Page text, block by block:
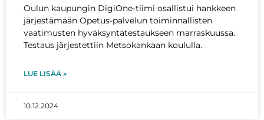
Oulun kaupungin DigiOne-tiimi osallistui hankkeen
järjestämään Opetus-palvelun toiminnallisten
vaatimusten hyväksyntätestaukseen marraskuussa.
Testaus järjestettiin Metsokankaan koululla.
LUE LISÄÄ »
10.12.2024